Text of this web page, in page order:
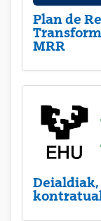
Plan de
MRR